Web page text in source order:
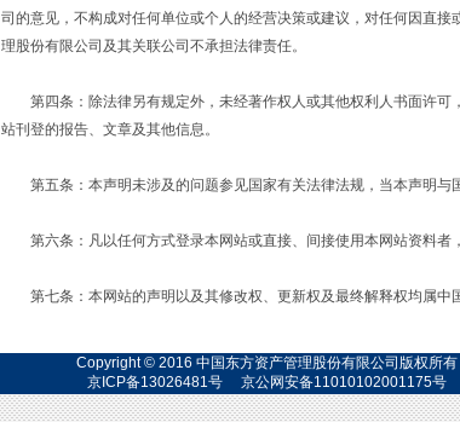
司的意见，不构成对任何单位或个人的经营决策或建议，对任何因直
理股份有限公司及其关联公司不承担法律责任。
第四条：除法律另有规定外，未经著作权人或其他权利人书面许可
站刊登的报告、文章及其他信息。
第五条：本声明未涉及的问题参见国家有关法律法规，当本声明与
第六条：凡以任何方式登录本网站或直接、间接使用本网站资料者
第七条：本网站的声明以及其修改权、更新权及最终解释权均属中
Copyright © 2016 中国东方资产管理股份有限公司版权所有
京ICP备13026481号 京公网安备11010102001175号